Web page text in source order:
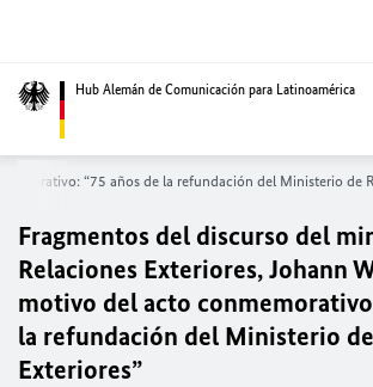
Hub Alemán de Comunicación para Latinoamérica
“75 años de la refundación del Ministerio de
Fragmentos del discurso del
Relaciones Exteriores, Johann
motivo del acto
la refundación del Ministerio
Exteriores”